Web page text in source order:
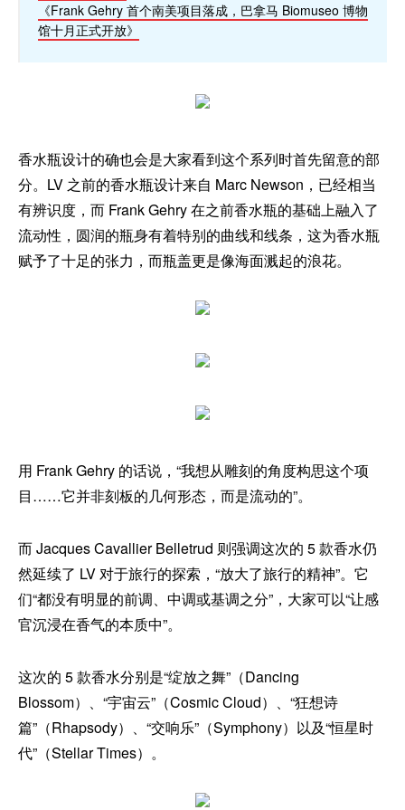
《Frank Gehry 首个南美项目落成，巴拿马 Biomuseo 博物
馆十月正式开放》
香水瓶设计的确也会是大家看到这个系列时首先留意的部
分。LV 之前的香水瓶设计来自 Marc Newson，已经相当
有辨识度，而 Frank Gehry 在之前香水瓶的基础上融入了
流动性，圆润的瓶身有着特别的曲线和线条，这为香水瓶
赋予了十足的张力，而瓶盖更是像海面溅起的浪花。
用 Frank Gehry 的话说，“我想从雕刻的角度构思这个项
目……它并非刻板的几何形态，而是流动的”。
而 Jacques Cavallier Belletrud 则强调这次的 5 款香水仍
然延续了 LV 对于旅行的探索，“放大了旅行的精神”。它
们“都没有明显的前调、中调或基调之分”，大家可以“让感
官沉浸在香气的本质中”。
这次的 5 款香水分别是“绽放之舞”（Dancing
Blossom）、“宇宙云”（Cosmic Cloud）、“狂想诗
篇”（Rhapsody）、“交响乐”（Symphony）以及“恒星时
代”（Stellar Times）。